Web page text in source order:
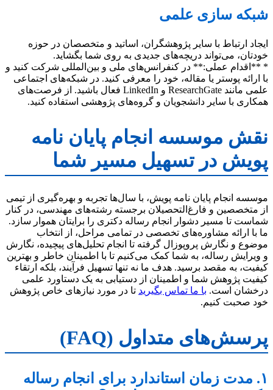
شبکه سازی علمی
ایجاد ارتباط با سایر پژوهشگران، اساتید و متخصصان در حوزه
خودتان، می‌تواند دریچه‌های جدیدی به روی شما بگشاید.
* **اقدام عملی:** در کنفرانس‌های ملی و بین‌المللی شرکت کنید و
با ارائه پوستر یا مقاله، خود را معرفی کنید. در شبکه‌های اجتماعی
علمی مانند ResearchGate و LinkedIn فعال باشید. از فرصت‌های
همکاری با سایر دانشجویان و گروه‌های پژوهشی استفاده کنید.
نقش موسسه انجام پایان نامه
پویش در تسهیل مسیر شما
موسسه انجام پایان نامه پویش، با سال‌ها تجربه و بهره‌گیری از تیمی
از متخصصین و فارغ‌التحصیلان برجسته رشته‌های مهندسی، در کنار
شماست تا مسیر دشوار انجام رساله دکتری را برایتان هموار سازد.
ما با ارائه مشاوره‌های تخصصی در تمامی مراحل، از انتخاب
موضوع و نگارش پروپوزال گرفته تا انجام تحلیل‌های پیچیده، نگارش
و ویرایش رساله، به شما کمک می‌کنیم تا با اطمینان خاطر و بهترین
کیفیت، به مقصد برسید. هدف ما نه تنها تسهیل فرآیند، بلکه ارتقاء
کیفیت پژوهش شما و اطمینان از دستیابی به یک دستاورد علمی
درخشان است. با ما تماس بگیرید تا در مورد نیازهای خاص پژوهش
خود صحبت کنیم.
پرسش‌های متداول (FAQ)
۱. مدت زمان استاندارد برای انجام رساله